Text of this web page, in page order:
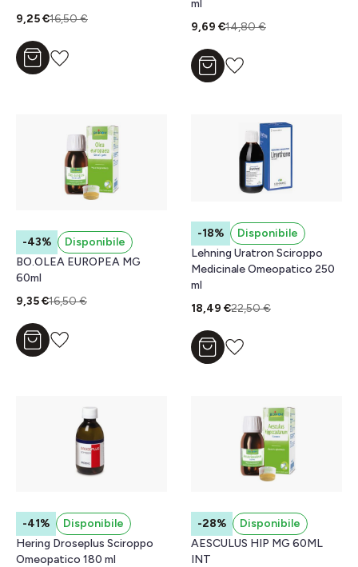
9,25 €16,50 €
Aggiungi al carrello
ml
9,69 €14,80 €
Aggiungi al carrello
-43%
Disponibile
BO.OLEA EUROPEA MG
60ml
9,35 €16,50 €
Aggiungi al carrello
-18%
Disponibile
Lehning Uratron Sciroppo
Medicinale Omeopatico 250
ml
18,49 €22,50 €
Aggiungi al carrello
-41%
Disponibile
Hering Droseplus Sciroppo
Omeopatico 180 ml
-28%
Disponibile
AESCULUS HIP MG 60ML
INT